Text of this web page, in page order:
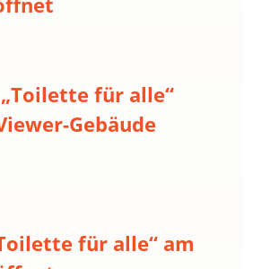
für alle“
Gebäude
für alle“ am